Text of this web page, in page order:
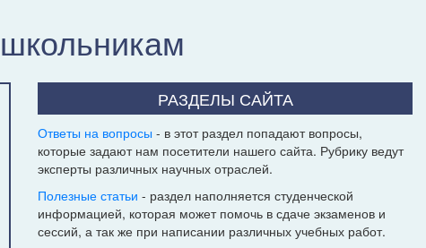
РАЗДЕЛЫ САЙТА
Ответы на вопросы - в этот раздел попадают вопросы,
которые задают нам посетители нашего сайта. Рубрику ведут
эксперты различных научных отраслей.
Полезные статьи - раздел наполняется студенческой
информацией, которая может помочь в сдаче экзаменов и
сессий, а так же при написании различных учебных работ.